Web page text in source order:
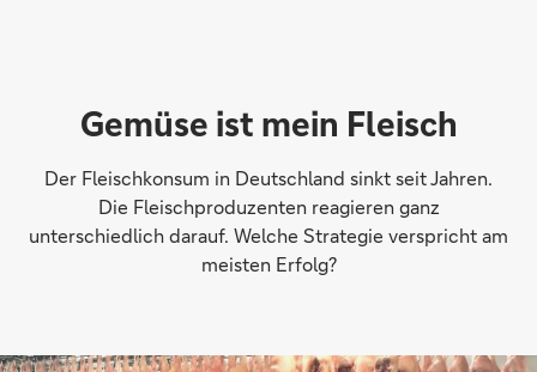
Gemüse ist mein Fleisch
Der Fleischkonsum in Deutschland sinkt seit Jahren.
Die Fleischproduzenten reagieren ganz
unterschiedlich darauf. Welche Strategie verspricht am
meisten Erfolg?